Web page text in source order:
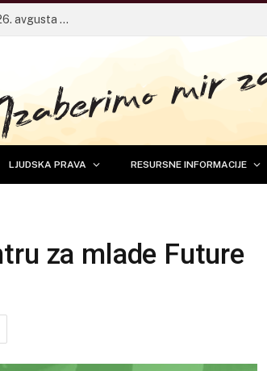
Pričaonica za mlade sa frontmenom Dubioze kolektiv 26. avgusta u Banjaluci
LJUDSKA PRAVA RESURSNE INFORMACIJE
za mlade Future